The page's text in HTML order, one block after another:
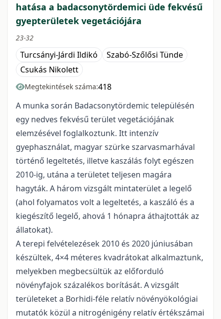
hatása a badacsonytördemici üde fekvésű
gyepterületek vegetációjára
23-32
Turcsányi-Járdi Ildikó
Szabó-Szőlősi Tünde
Csukás Nikolett
Megtekintések száma:418
A munka során Badacsonytördemic településén
egy nedves fekvésű terület vegetációjának
elemzésével foglalkoztunk. Itt intenzív
gyephasználat, magyar szürke szarvasmarhával
történő legeltetés, illetve kaszálás folyt egészen
2010-ig, utána a területet teljesen magára
hagyták. A három vizsgált mintaterület a legelő
(ahol folyamatos volt a legeltetés, a kaszáló és a
kiegészítő legelő, ahová 1 hónapra áthajtották az
állatokat).
A terepi felvételezések 2010 és 2020 júniusában
készültek, 4×4 méteres kvadrátokat alkalmaztunk,
melyekben megbecsültük az előforduló
növényfajok százalékos borítását. A vizsgált
területeket a Borhidi-féle relatív növényökológiai
mutatók közül a nitrogénigény relatív értékszámai